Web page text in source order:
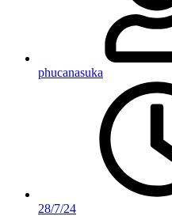
phucanasuka
28/7/24